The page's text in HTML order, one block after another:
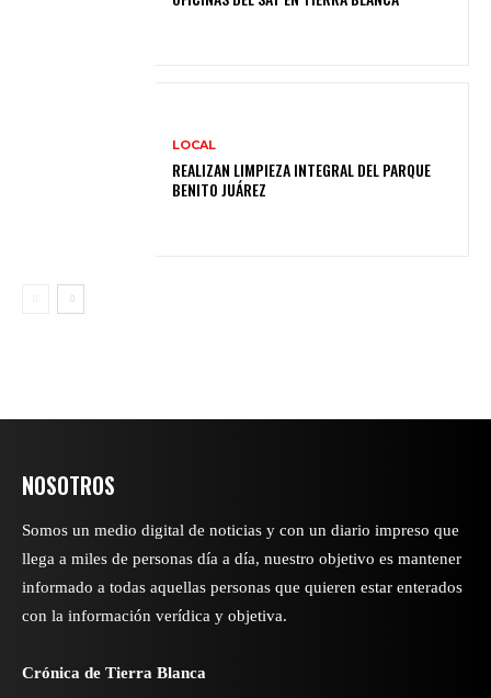
LOCAL
REALIZAN LIMPIEZA INTEGRAL DEL PARQUE
BENITO JUÁREZ
NOSOTROS
Somos un medio digital de noticias y con un diario impreso que
llega a miles de personas día a día, nuestro objetivo es mantener
informado a todas aquellas personas que quieren estar enterados
con la información verídica y objetiva.
Crónica de Tierra Blanca